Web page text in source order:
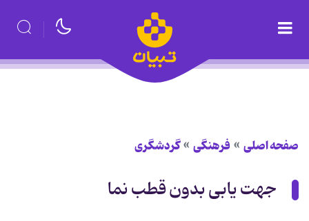
صفحه اصلی فرهنگی گردشگری
جهت یابی بدون قطب نما